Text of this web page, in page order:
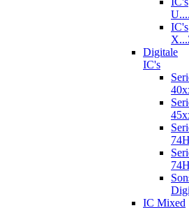
IC's
Digitale
IC's
IC Mixed